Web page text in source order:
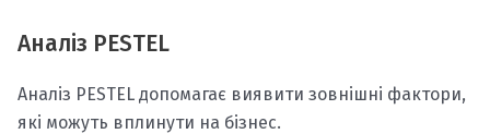
Аналіз PESTEL
Аналіз PESTEL допомагає виявити зовнішні фактори,
які можуть вплинути на бізнес.